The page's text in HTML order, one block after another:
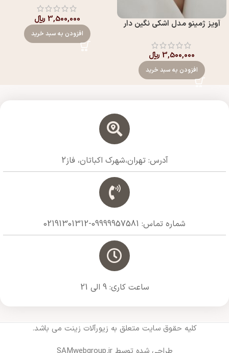
آويز ژمینو مدل اشکي نگين دار
3,500,000 ﷼
افزودن به سبد خرید
3,500,000 ﷼
افزودن به سبد خرید
آدرس: تهران،شهرک اکباتان، فاز2
شماره تماس: 09999957581-02191301312
ساعت کاری: 9 الی 21
کلیه حقوق سایت متعلق به زیورآلات زینت می باشد.